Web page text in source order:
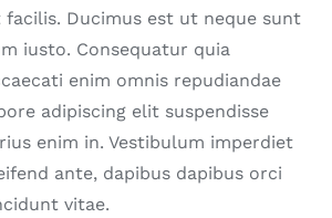
facilis. Ducimus est ut neque sunt
iusto. Consequatur quia
enim omnis repudiandae
adipiscing elit suspendisse
enim in. Vestibulum imperdiet
ante, dapibus dapibus orci
vitae.